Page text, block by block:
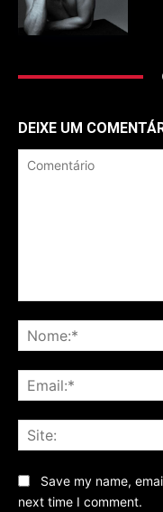
DEIXE UM
Save my name,
next time I comment.